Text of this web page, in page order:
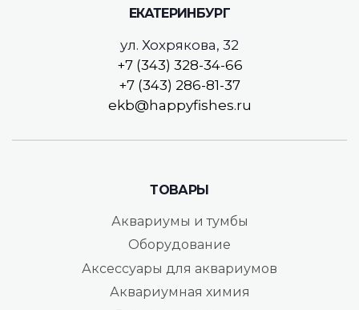
ЕКАТЕРИНБУРГ
ул. Хохрякова, 32
+7 (343) 328-34-66
+7 (343) 286-81-37
ekb@happyfishes.ru
ТОВАРЫ
Аквариумы и тумбы
Оборудование
Аксессуары для аквариумов
Аквариумная химия